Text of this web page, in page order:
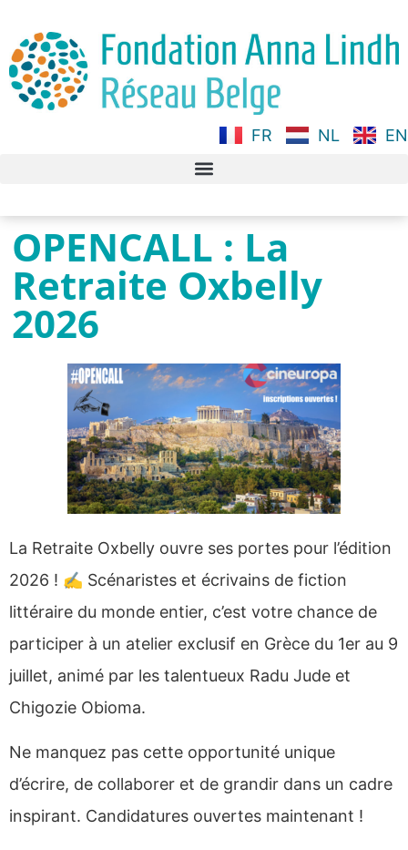
FR NL EN
OPENCALL : La
Retraite Oxbelly
2026
La Retraite Oxbelly ouvre ses portes pour l’édition
2026 ! ✍️ Scénaristes et écrivains de fiction
littéraire du monde entier, c’est votre chance de
participer à un atelier exclusif en Grèce du 1er au 9
juillet, animé par les talentueux Radu Jude et
Chigozie Obioma.
Ne manquez pas cette opportunité unique
d’écrire, de collaborer et de grandir dans un cadre
inspirant. Candidatures ouvertes maintenant !